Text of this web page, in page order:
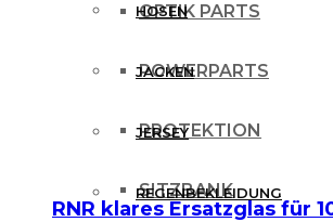
OPTIK PARTS
POWERPARTS
PROTEKTION
SITZBANK
HOSEN
JACKEN
JERSEY
REGENBEKLEIDUNG
RNR klares Ersatzglas für